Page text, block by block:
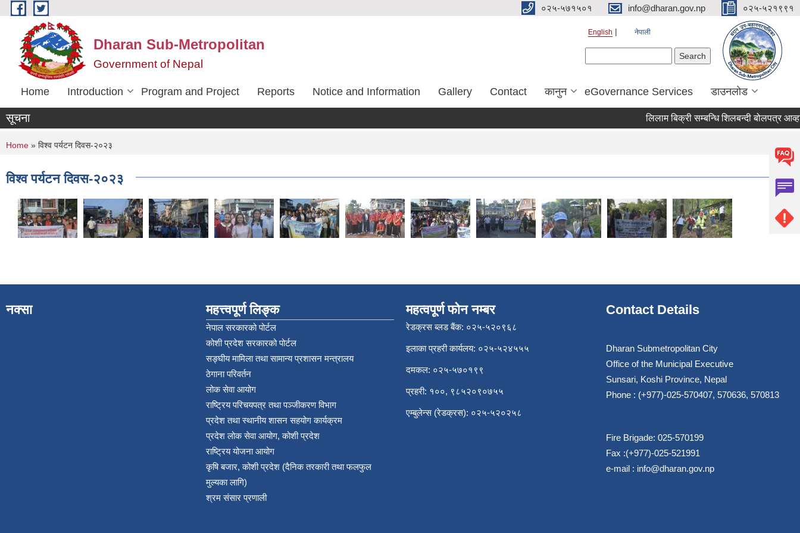
Skip to main content ०२५-५७१५०१ info@dharan.gov.np ०२५-५२१९९१
Dharan Sub-Metropolitan
Government of Nepal
English नेपाली
Home Introduction Program and Project Reports Notice and Information Gallery Contact कानुन eGovernance Services डाउनलोड
सूचना लिलाम बिक्री
You are here
Home » विश्व पर्यटन दिवस-२०२३
विश्व पर्यटन दिवस-२०२३
नक्सा महत्त्वपूर्ण लिङ्क
नेपाल सरकारको पोर्टल
कोशी प्रदेश सरकारको पोर्टल
सङ्‍घीय मामिला तथा सामान्य प्रशासन मन्त्रालय
ठेगाना परिवर्तन
लोक सेवा आयोग
राष्ट्रिय परिचयपत्र तथा पञ्‍जीकरण विभाग
प्रदेश तथा स्थानीय शासन सहयोग कार्यक्रम
प्रदेश लोक सेवा आयोग, कोशी प्रदेश
राष्ट्रिय योजना आयोग
कृषि बजार, कोशी प्रदेश (दैनिक तरकारी तथा फलफुल
मुल्यका लागि)
श्रम संसार प्रणाली
महत्वपूर्ण फोन नम्बर
रेडक्रस ब्लड बैंक: ०२५-५२०९६८
इलाका प्रहरी कार्यलय: ०२५-५२४५५५
दमकल: ०२५-५७०१९९
प्रहरी: १००, ९८५२०९०७५५
एम्बुलेन्स (रेडक्रस): ०२५-५२०२५८
Contact Details
Dharan Submetropolitan City
Office of the Municipal Executive
Sunsari, Koshi Province, Nepal
Phone : (+977)-025-570407, 570636, 570813
Fire Brigade: 025-570199
Fax :(+977)-025-521991
e-mail : info@dharan.gov.np